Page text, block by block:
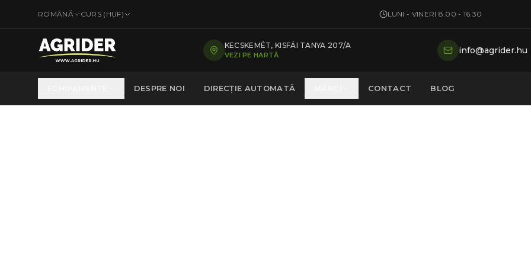
ROMÂNĂ CURS ( HUF) LUNI - VINERI 8.00 - 16.30
KECSKEMÉT, KISFÁI TANYA 207/A
VEZI PE HARTĂ info@agrider.hu
DESPRE NOI DIRECȚIE AUTOMATĂ CONTACT BLOG